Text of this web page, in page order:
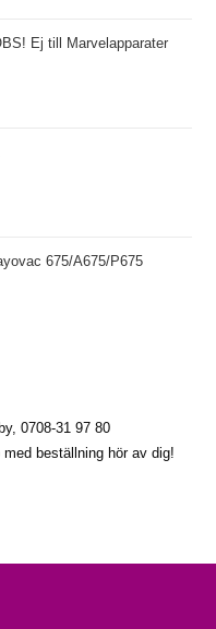
Ej till Marvelapparater
675/A675/P675
0708-31 97 80
beställning hör av dig!